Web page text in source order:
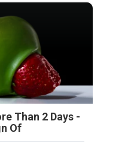
Than 2 Days -
Of